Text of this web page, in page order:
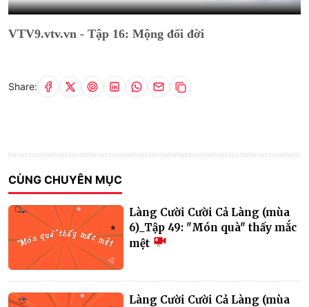
VTV9.vtv.vn - Tập 16: Mộng đổi đời
Share:
CÙNG CHUYÊN MỤC
Làng Cười Cười Cả Làng (mùa
6)_Tập 49: "Món quà" thấy mắc
mệt
Làng Cười Cười Cả Làng (mùa